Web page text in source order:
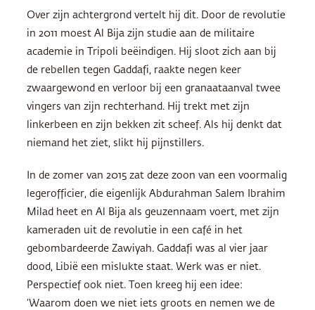
Over zijn achtergrond vertelt hij dit. Door de revolutie
in 2011 moest Al Bija zijn studie aan de militaire
academie in Tripoli beëindigen. Hij sloot zich aan bij
de rebellen tegen Gaddafi, raakte negen keer
zwaargewond en verloor bij een granaataanval twee
vingers van zijn rechterhand. Hij trekt met zijn
linkerbeen en zijn bekken zit scheef. Als hij denkt dat
niemand het ziet, slikt hij pijnstillers.
In de zomer van 2015 zat deze zoon van een voormalig
legerofficier, die eigenlijk Abdurahman Salem Ibrahim
Milad heet en Al Bija als geuzennaam voert, met zijn
kameraden uit de revolutie in een café in het
gebombardeerde Zawiyah. Gaddafi was al vier jaar
dood, Libië een mislukte staat. Werk was er niet.
Perspectief ook niet. Toen kreeg hij een idee:
‘Waarom doen we niet iets groots en nemen we de